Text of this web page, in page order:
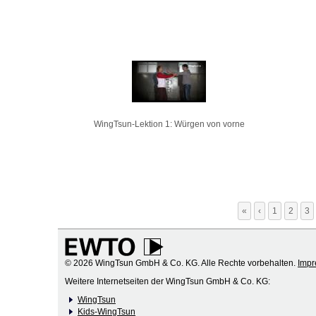
WingTsun-Lektion 1: Würgen von vorne
« ‹ 1 2 3
© 2026 WingTsun GmbH & Co. KG. Alle Rechte vorbehalten.
Weitere Internetseiten der WingTsun GmbH & Co. KG:
WingTsun
Kids-WingTsun